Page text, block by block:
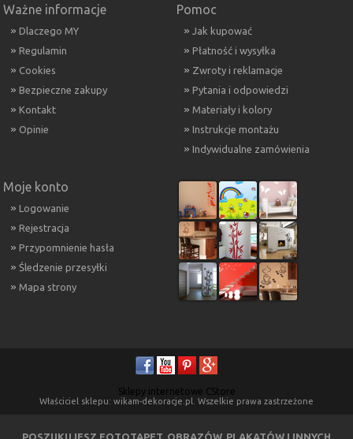
Ważne informacje
Dlaczego MY
Regulamin
Cookies
Bezpieczne zakupy
Kontakt
Opinie
Pomoc
Jak kupować
Płatność i wysyłka
Zwroty i reklamacje
Pytania i odpowiedzi
Materiały i kolory
Instrukcje montażu
Indywidualne zamówienia
Moje konto
Logowanie
Rejestracja
Przypomnienie hasła
Śledzenie przesyłki
Mapa strony
Sklepy internetowe CStore
Właściciel sklepu: wikam-dekoracje.pl. Wszelkie prawa zastrzeżone
POSZUKUJESZ FOTOTAPET, OBRAZÓW, PLAKATÓW I INNYCH